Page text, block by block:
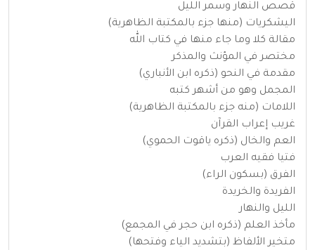
قصص النهار وسمر الليل
اليشكريات (منها جزء بالمكتبة الظاهرية)
مقالة كلا وما جاء منها في كتاب الله
مختصر في المؤنث والمذكر
مقدمة في النحو (ذكره ابن الأنباري)
المجمل وهو من أشهر كتبه
اللامات (منه جزء بالمكتبة الظاهرية)
غريب إعراب القرآن
العم والخال (ذكره ياقوت الحموي)
فتيا فقيه العرب
الفرق (بسكون الراء)
الفريدة والخريدة
الليل والنهار
مأخذ العلم (ذكره ابن حجر في المجمع)
متخير الألفاظ (بتشديد الياء وفتحها)